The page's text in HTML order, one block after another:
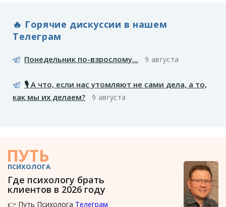
🔥 Горячие дискуссии в нашем
Телеграм
Понедельник по-взрослому... 9 августа
🎙️ А что, если нас утомляют не сами дела, а то,
как мы их делаем?
9 августа
ПУТЬ
ПСИХОЛОГА
Где психологу брать
клиентов в 2026 году
👉 Путь Психолога Телеграм